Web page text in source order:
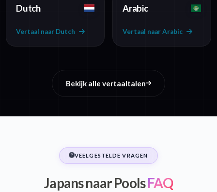
Dutch
Vertaal naar Dutch
Arabic
Vertaal naar Arabic
Bekijk alle vertaaltalen
VEELGESTELDE VRAGEN
Japans naar PoolsFAQ